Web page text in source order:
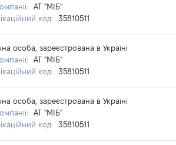
АТ "МІБ"
код:
35810511
особа, зареєстрована в Україні
АТ "МІБ"
код:
35810511
особа, зареєстрована в Україні
АТ "МІБ"
код:
35810511